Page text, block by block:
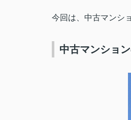
今回は、中古マンシ
中古マンショ